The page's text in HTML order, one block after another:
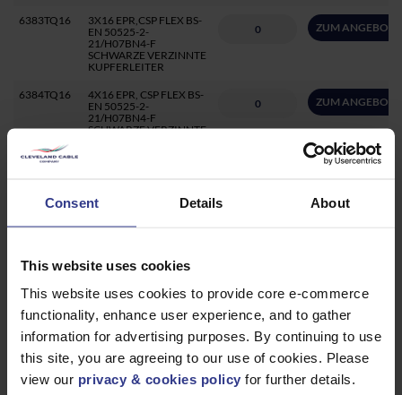
Consent Details About
This website uses cookies
This website uses cookies to provide core e-commerce
functionality, enhance user experience, and to gather
information for advertising purposes. By continuing to use
this site, you are agreeing to our use of cookies. Please
view our privacy & cookies policy for further details.
6383TQ16
3X16 EPR,CSP FLEX BS-
EN 50525-2-
21/H07BN4-F
SCHWARZE VERZINNTE
KUPFERLEITER
ZUM ANGEBOT
6384TQ16
4X16 EPR, CSP FLEX BS-
EN 50525-2-
21/H07BN4-F
SCHWARZE VERZINNTE
ZUM ANGEBOT
SCHWARZE VERZINNTE
AUSSENDURCHMESSER
6382TQ25
2X25 EPR,CSP FLEX BS-
21/H07BN4-F
SCHWARZE VERZINNTE
KUPFERLEITER
6383TQ25
3X25 EPR,CSP FLEX BS-
21/H07BN4-F
SCHWARZE VERZINNTE
KUPFERLEITER
ZUM ANGEBOT